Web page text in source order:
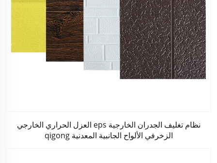
نظام تغليف الجدران الخارجية eps العزل الحراري الخارجي
الزخرفي الألواح الجانبية المعدنية qigong